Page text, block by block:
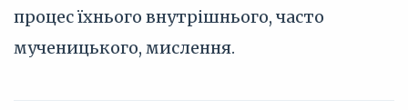
процес їхнього внутрішнього, часто
мученицького, мислення.